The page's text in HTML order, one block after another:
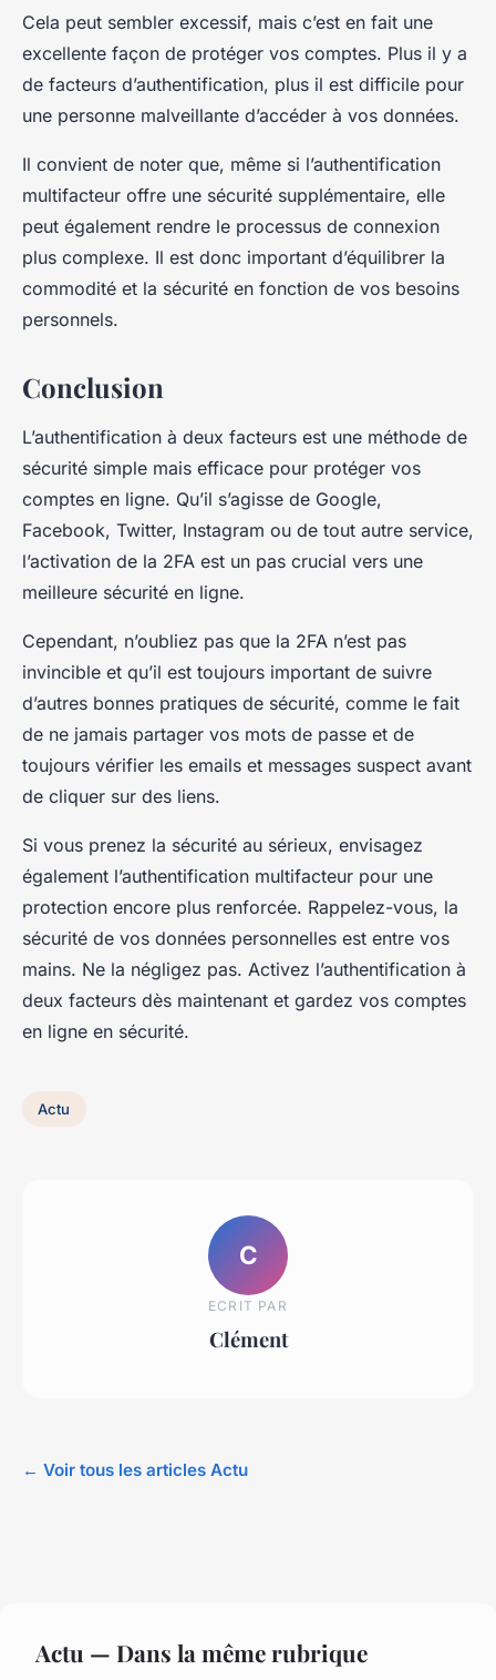
Cela peut sembler excessif, mais c’est en fait une
excellente façon de protéger vos comptes. Plus il y a
de facteurs d’authentification, plus il est difficile pour
une personne malveillante d’accéder à vos données.
Il convient de noter que, même si l’authentification
multifacteur offre une sécurité supplémentaire, elle
peut également rendre le processus de connexion
plus complexe. Il est donc important d’équilibrer la
commodité et la sécurité en fonction de vos besoins
personnels.
Conclusion
L’authentification à deux facteurs est une méthode de
sécurité simple mais efficace pour protéger vos
comptes en ligne. Qu’il s’agisse de Google,
Facebook, Twitter, Instagram ou de tout autre service,
l’activation de la 2FA est un pas crucial vers une
meilleure sécurité en ligne.
Cependant, n’oubliez pas que la 2FA n’est pas
invincible et qu’il est toujours important de suivre
d’autres bonnes pratiques de sécurité, comme le fait
de ne jamais partager vos mots de passe et de
toujours vérifier les emails et messages suspect avant
de cliquer sur des liens.
Si vous prenez la sécurité au sérieux, envisagez
également l’authentification multifacteur pour une
protection encore plus renforcée. Rappelez-vous, la
sécurité de vos données personnelles est entre vos
mains. Ne la négligez pas. Activez l’authentification à
deux facteurs dès maintenant et gardez vos comptes
en ligne en sécurité.
Actu
C
ECRIT PAR
Clément
← Voir tous les articles Actu
Actu — Dans la même rubrique